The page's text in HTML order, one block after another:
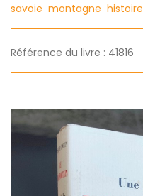
savoie montagne histoire
Référence du livre : 41816